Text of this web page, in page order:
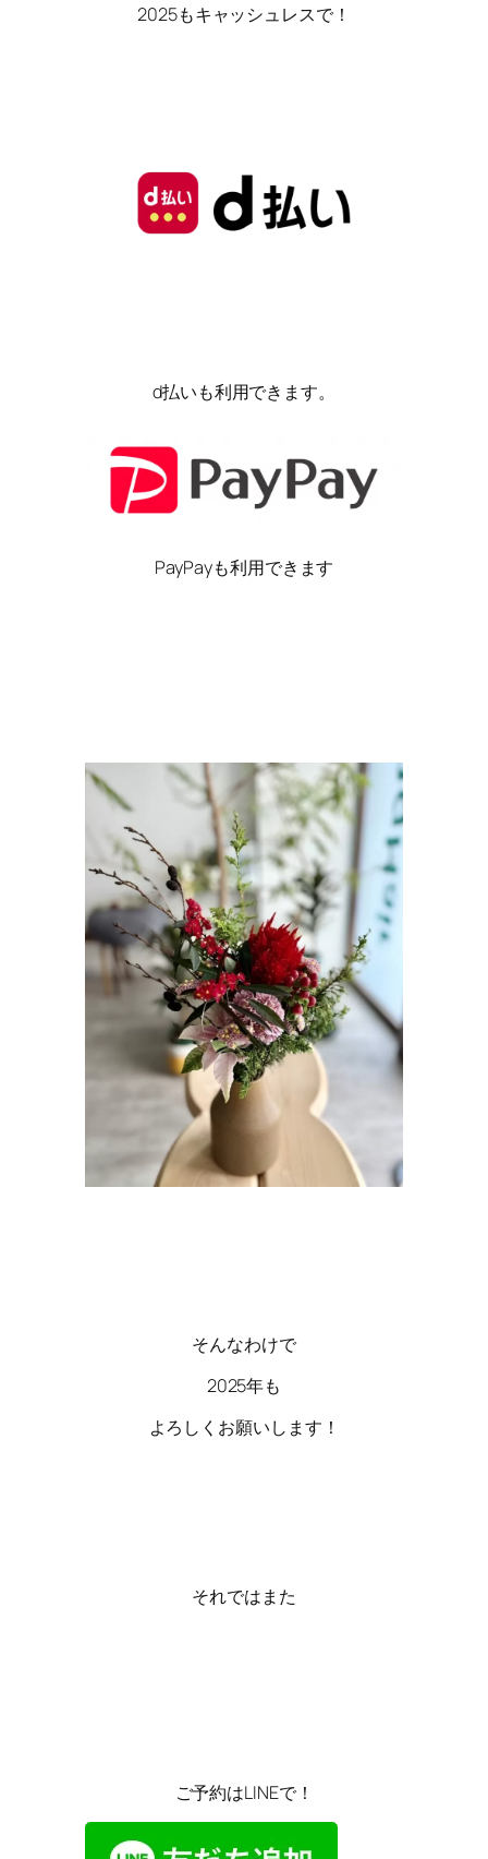
2025もキャッシュレスで！
d払いも利用できます。
PayPayも利用できます
そんなわけで
2025年も
よろしくお願いします！
それではまた
ご予約はLINEで！